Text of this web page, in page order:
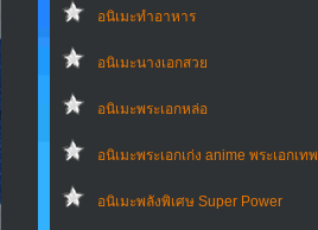
อนิเมะทําอาหาร
อนิเมะนางเอกสวย
อนิเมะพระเอกหล่อ
อนิเมะพระเอกเก่ง anime พระเอกเทพ
อนิเมะพลังพิเศษ Super Power